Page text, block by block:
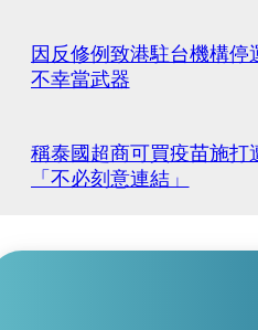
因反修例致港駐台機構
不幸當武器
稱泰國超商可買疫苗施
「不必刻意連結」